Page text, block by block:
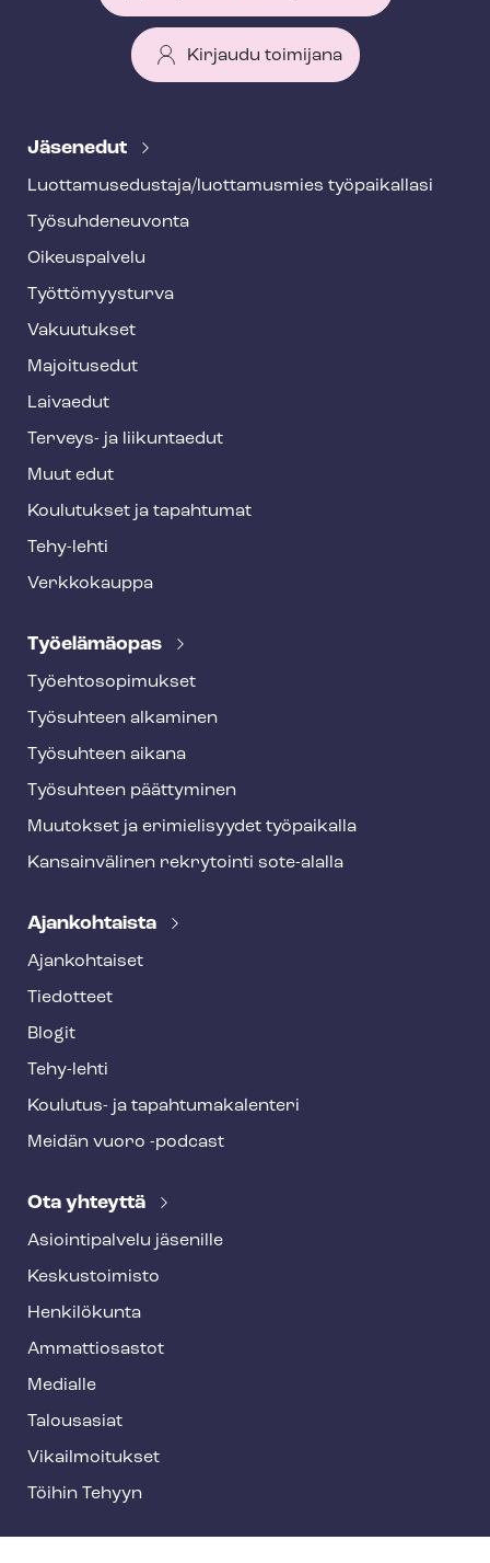
Kirjaudu toimijana
e
f
o
o
t
e
Jäsenedut
Luot­ta­muse­dus­ta­ja/luottamusmies työpaikallasi
Työ­suh­de­neu­von­ta
Oikeuspalvelu
Työt­tö­myys­tur­va
Vakuutukset
Majoitusedut
Laivaedut
Terveys- ja liikuntaedut
Muut edut
Koulutukset ja tapahtumat
Tehy-lehti
Verkkokauppa
Työelämäopas
Työ­eh­to­so­pi­muk­set
Työsuhteen alkaminen
Työsuhteen aikana
Työsuhteen päättyminen
Muutokset ja erimielisyydet työpaikalla
Kansainvälinen rekrytointi sote-alalla
Ajankohtaista
Ajankohtaiset
Tiedotteet
Blogit
Tehy-lehti
Koulutus- ja ta­pah­tu­ma­ka­len­te­ri
Meidän vuoro -podcast
Ota yhteyttä
Asioin­ti­pal­ve­lu jäsenille
Keskustoimisto
Henkilökunta
Ammattiosastot
Medialle
Talousasiat
Vi­kail­moi­tuk­set
Töihin Tehyyn